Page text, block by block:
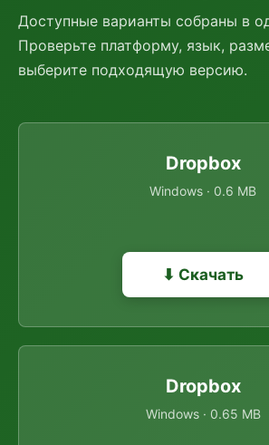
Доступные варианты собраны в
Проверьте платформу, язык,
выберите подходящую версию.
Dropbox
Windows · 0.6 MB
⬇ Скачать
Dropbox
Windows · 0.65 MB